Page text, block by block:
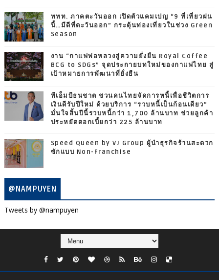
ททท. ภาคตะวันออก เปิดตัวแคมเปญ “9 ที่เที่ยวฝน
นี้…มีดีที่ตะวันออก” กระตุ้นท่องเที่ยวในช่วง Green
Season
งาน “กาแฟพ่อหลวงสู่ความยั่งยืน Royal Coffee
BCG to SDGs” จุดประกายบทใหม่ของกาแฟไทย สู่
เป้าหมายการพัฒนาที่ยั่งยืน
ทีเอ็มบีธนชาต ชวนคนไทยจัดการหนี้เพื่อชีวิตการ
เงินดีรับปีใหม่ ด้วยบริการ “รวบหนี้เป็นก้อนเดียว”
มั่นใจสิ้นปีนี้รวบหนี้กว่า 1,700 ล้านบาท ช่วยลูกค้า
ประหยัดดอกเบี้ยกว่า 225 ล้านบาท
Speed Queen by VJ Group ผู้นำธุรกิจร้านสะดวก
ซักแบบ Non-Franchise
@NAMPUYEN
Tweets by @nampuyen